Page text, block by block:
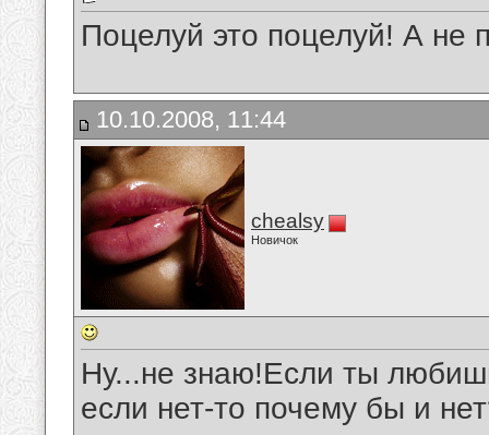
Поцелуй это поцелуй! А не
10.10.2008, 11:44
chealsy
Новичок
Ну...не знаю!Если ты
если нет-то почему бы и